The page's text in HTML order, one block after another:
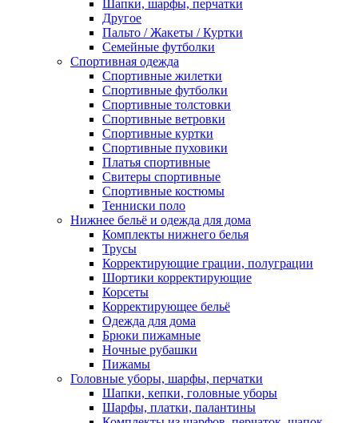
Шапки, шарфы, перчатки
Другое
Пальто / Жакеты / Куртки
Семейные футболки
Спортивная одежда
Спортивные жилетки
Спортивные футболки
Спортивные толстовки
Спортивные ветровки
Спортивные куртки
Спортивные пуховики
Платья спортивные
Свитеры спортивные
Спортивные костюмы
Тенниски поло
Нижнее бельё и одежда для дома
Комплекты нижнего белья
Трусы
Корректирующие грации, полуграции
Шортики корректирующие
Корсеты
Корректирующее бельё
Одежда для дома
Брюки пижамные
Ночные рубашки
Пижамы
Головные уборы, шарфы, перчатки
Шапки, кепки, головные уборы
Шарфы, платки, палантины